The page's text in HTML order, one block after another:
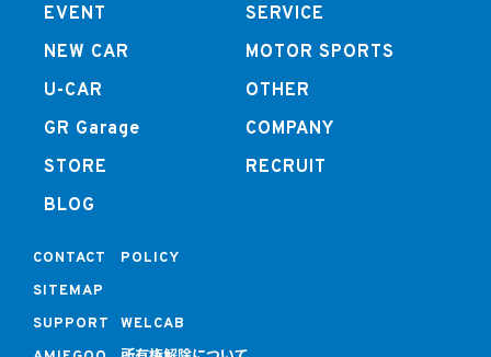
EVENT
NEW CAR
U-CAR
GR Garage
STORE
BLOG
SERVICE
MOTOR SPORTS
OTHER
COMPANY
RECRUIT
CONTACT
POLICY
SITEMAP
SUPPORT
WELCAB